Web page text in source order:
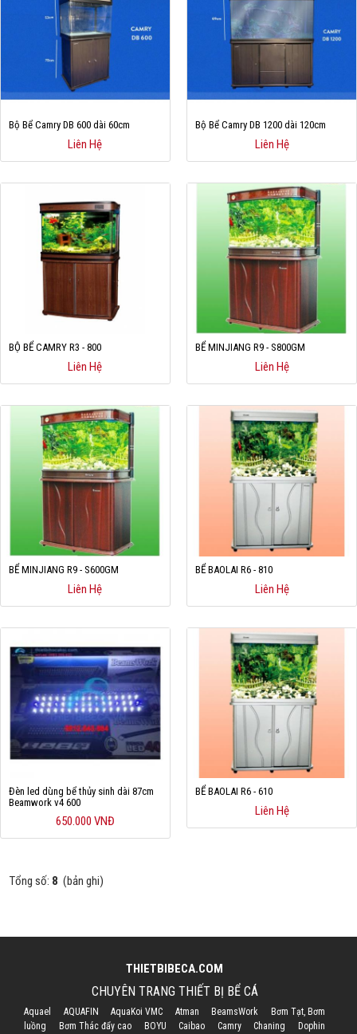
Bộ Bể Camry DB 600 dài 60cm
Liên Hệ
Bộ Bể Camry DB 1200 dài 120cm
Liên Hệ
BỘ BỂ CAMRY R3 - 800
Liên Hệ
BỂ MINJIANG R9 - S800GM
Liên Hệ
BỂ MINJIANG R9 - S600GM
Liên Hệ
BỂ BAOLAI R6 - 810
Liên Hệ
Đèn led dùng bể thủy sinh dài 87cm
Beamwork v4 600
650.000 VNĐ
BỂ BAOLAI R6 - 610
Liên Hệ
Tổng số: 8 (bản ghi)
THIETBIBECA.COM
CHUYÊN TRANG THIẾT BỊ BỂ CÁ
Aquael AQUAFIN AquaKoi VMC Atman BeamsWork
Bơm Tạt, Bơm
luồng
Bơm Thác đẩy cao BOYU Caibao Camry Chaning
Dophin
Cá rồng & Phụ kiện
Bể thủy sinh & Phụ kiện
Bể nước mặn & Phụ kiện
Thi công hồ cá Koi
Dịch vụ
Bán Buôn
Liên hệ